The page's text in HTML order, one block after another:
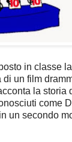
in classe la
di un film
la storia
come
un secondo